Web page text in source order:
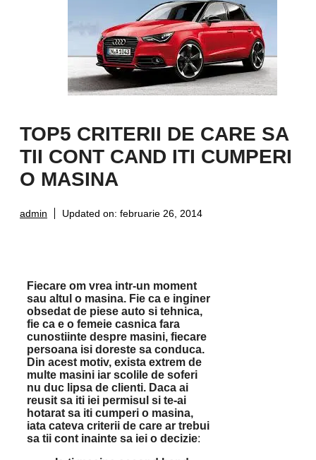
TOP5 CRITERII DE CARE SA
TII CONT CAND ITI CUMPERI
O MASINA
admin Updated on: februarie 26, 2014
Fiecare om vrea intr-un moment
sau altul o masina. Fie ca e inginer
obsedat de piese auto si tehnica,
fie ca e o femeie casnica fara
cunostiinte despre masini, fiecare
persoana isi doreste sa conduca.
Din acest motiv, exista extrem de
multe masini iar scolile de soferi
nu duc lipsa de clienti. Daca ai
reusit sa iti iei permisul si te-ai
hotarat sa iti cumperi o masina,
iata cateva criterii de care ar trebui
sa tii cont inainte sa iei o decizie: